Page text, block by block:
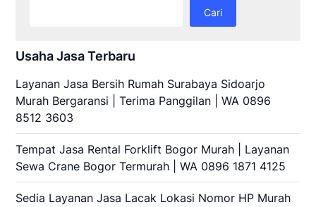
Cari
Usaha Jasa Terbaru
Layanan Jasa Bersih Rumah Surabaya Sidoarjo
Murah Bergaransi | Terima Panggilan | WA 0896
8512 3603
Tempat Jasa Rental Forklift Bogor Murah | Layanan
Sewa Crane Bogor Termurah | WA 0896 1871 4125
Sedia Layanan Jasa Lacak Lokasi Nomor HP Murah